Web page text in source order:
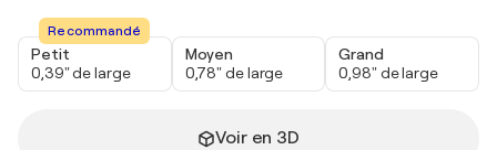
Recommandé
Petit
0,39" de large
Moyen
0,78" de large
Grand
0,98" de large
Voir en 3D